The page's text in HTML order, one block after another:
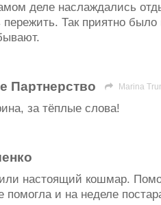
деле наслаждались
Так приятно
Партнерство Marina
за тёплые слова!
настоящий кошмар.
и на неделе